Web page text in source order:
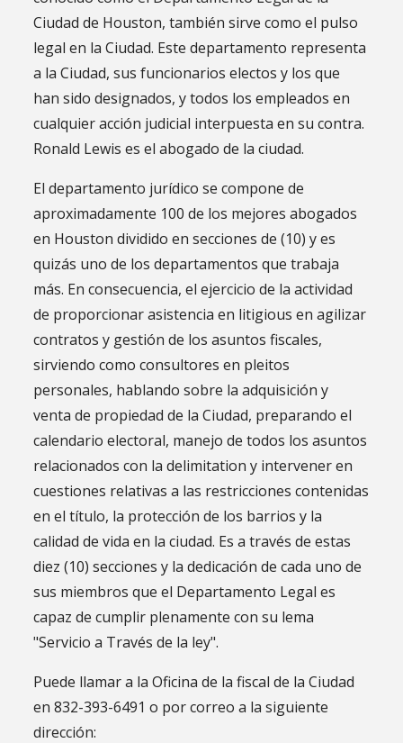
Ciudad de Houston, también sirve como el pulso
legal en la Ciudad. Este departamento representa
a la Ciudad, sus funcionarios electos y los que
han sido designados, y todos los empleados en
cualquier acción judicial interpuesta en su contra.
Ronald Lewis es el abogado de la ciudad.
El departamento jurídico se compone de
aproximadamente 100 de los mejores abogados
en Houston dividido en secciones de (10) y es
quizás uno de los departamentos que trabaja
más. En consecuencia, el ejercicio de la actividad
de proporcionar asistencia en litigious en agilizar
contratos y gestión de los asuntos fiscales,
sirviendo como consultores en pleitos
personales, hablando sobre la adquisición y
venta de propiedad de la Ciudad, preparando el
calendario electoral, manejo de todos los asuntos
relacionados con la delimitation y intervener en
cuestiones relativas a las restricciones contenidas
en el título, la protección de los barrios y la
calidad de vida en la ciudad. Es a través de estas
diez (10) secciones y la dedicación de cada uno de
sus miembros que el Departamento Legal es
capaz de cumplir plenamente con su lema
"Servicio a Través de la ley".
Puede llamar a la Oficina de la fiscal de la Ciudad
en 832-393-6491 o por correo a la siguiente
dirección: